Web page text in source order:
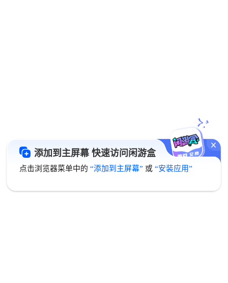
添加到主屏幕 快速访问闲游盒
点击浏览器菜单中的“添加到主屏幕” 或“安装应用”